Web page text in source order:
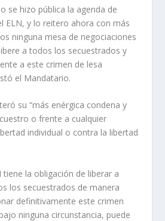
se hizo pública la agenda de
ELN, y lo reitero ahora con más
ninguna mesa de negociaciones
a todos los secuestrados y
a este crimen de lesa
el Mandatario.
su “más enérgica condena y
o frente a cualquier
individual o contra la libertad
tiene la obligación de liberar a
los secuestrados de manera
definitivamente este crimen
ninguna circunstancia, puede